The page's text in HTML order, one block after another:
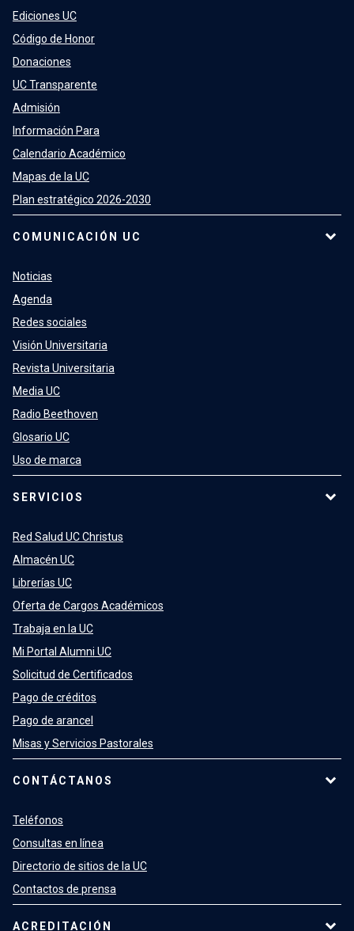
Ediciones UC
Código de Honor
Donaciones
UC Transparente
Admisión
Información Para
Calendario Académico
Mapas de la UC
Plan estratégico 2026-2030
COMUNICACIÓN UC
Noticias
Agenda
Redes sociales
Visión Universitaria
Revista Universitaria
Media UC
Radio Beethoven
Glosario UC
Uso de marca
SERVICIOS
Red Salud UC Christus
Almacén UC
Librerías UC
Oferta de Cargos Académicos
Trabaja en la UC
Mi Portal Alumni UC
Solicitud de Certificados
Pago de créditos
Pago de arancel
Misas y Servicios Pastorales
CONTÁCTANOS
Teléfonos
Consultas en línea
Directorio de sitios de la UC
Contactos de prensa
ACREDITACIÓN